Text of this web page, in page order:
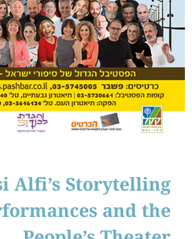
Alfi’s Storytelling
and the